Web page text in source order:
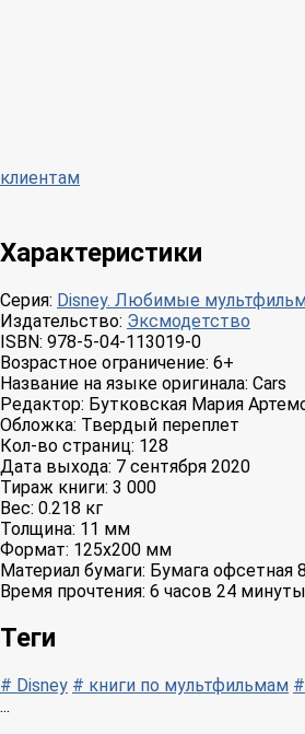
клиентам
Характеристики
Серия: Disney. Любимые
Издательство: Эксмодетство
ISBN: 978-5-04-113019-0
Возрастное ограничение: 6+
Название на языке оригинала: Cars
Редактор: Бутковская Мария
Обложка: Твердый переплет
Кол-во страниц: 128
Дата выхода: 7 сентября 2020
Тираж книги: 3 000
Вес: 0.218 кг
Толщина: 11 мм
Формат: 125x200 мм
Материал бумаги: Бумага офсетная
Время прочтения: 6 часов 24 минуты
Теги
# Disney # книги по мультфильмам
...